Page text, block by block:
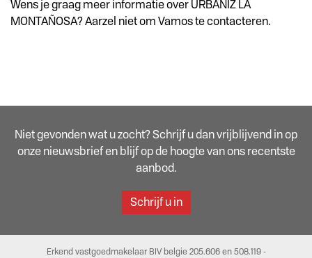
Wens je graag meer informatie over URBANIZ LA
MONTAÑOSA? Aarzel niet om Vamos te contacteren.
Niet gevonden wat u zocht? Schrijf u dan vrijblijvend in op
onze nieuwsbrief en blijf op de hoogte van ons recentste
aanbod.
Schrijf u in
Erkend vastgoedmakelaar BIV belgie 205.606 en 508.119 -